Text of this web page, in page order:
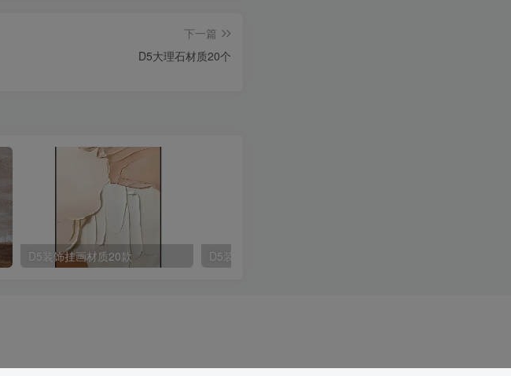
下一篇
D5大理石材质20个
D5装饰挂画材质20款 D5装饰挂画材质20款